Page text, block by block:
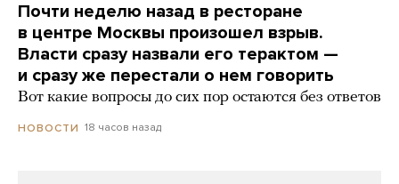
Почти неделю назад в ресторане
в центре Москвы произошел взрыв.
Власти сразу назвали его терактом —
и сразу же перестали о нем говорить
Вот какие вопросы до сих пор остаются без ответов
НОВОСТИ 18 часов назад